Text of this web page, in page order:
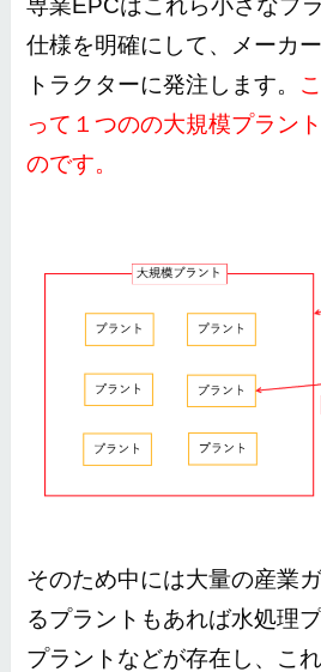
仕様を明確にして、メーカ
トラクターに発注します。
って１つのの大規模プラン
のです。
そのため中には大量の産業
るプラントもあれば水処理
プラントなどが存在し、こ